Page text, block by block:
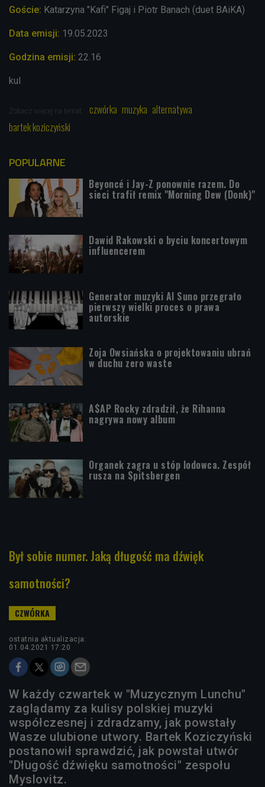
Goście: Katarzyna "Kafi" Figaj i Piotr Banach (duet BAiKA)
Data emisji: 19.05.2023
Godzina emisji: 22.16
kul
Zobacz więcej na temat: czwórka muzyka alternatywa
bartek koziczyński
POPULARNE
Beyoncé i Jay-Z ponownie razem. Do
sieci trafił remix "Morning Dew (Donk)"
Dawid Rakowski o byciu koncertowym
influencerem
Generator muzyki AI Suno przegrało
pierwszy wielki proces o prawa
autorskie
Zoja Owsiańska o projektowaniu ubrań
w duchu zero waste
A$AP Rocky zdradził, że Rihanna
nagrywa nowy album
Organek zagra u stóp lodowca. Zespół
rusza na Spitsbergen
Był sobie numer. Jaką długość ma dźwięk
samotności?
ostatnia aktualizacja:
01.04.2021 17:20
W każdy czwartek w "Muzycznym Lunchu"
zaglądamy za kulisy polskiej muzyki
współczesnej i zdradzamy, jak powstały
Wasze ulubione utwory. Bartek Koziczyński
postanowił sprawdzić, jak powstał utwór
"Długość dźwięku samotności" zespołu
Myslovitz.